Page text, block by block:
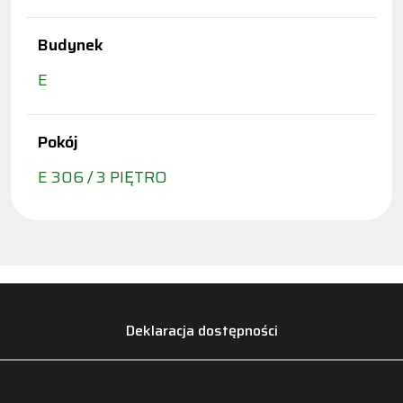
Budynek
E
Pokój
E 306 / 3 PIĘTRO
Deklaracja dostępności